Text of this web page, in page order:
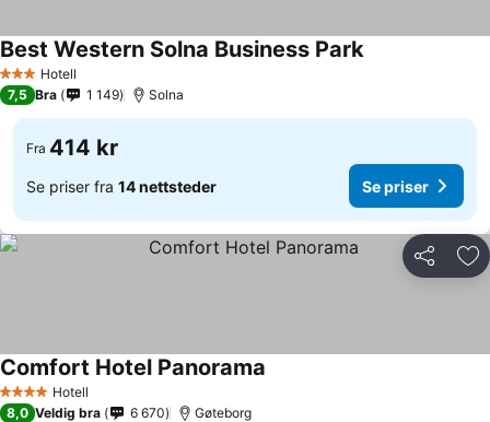
3 StjernerHotell
Best Western Solna Business Park
7,5 Bra 1 149 Solna
Fra 414 kr
Se priser fra 14 nettsteder Se priser
Del
4 StjernerHotell
Comfort Hotel Panorama
8,0 Veldig bra 6 670 Gøteborg